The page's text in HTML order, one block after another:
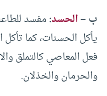
ب –الحسد:مفسد
يأكل الحسنات، كما
فعل المعاصي كالتملق
والحرمان والخذلان.